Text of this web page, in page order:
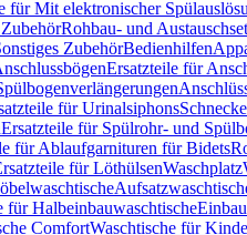
für Mit elektronischer
Rohbau- und
ZubehörBedienhilfen
Ersatzteile für
für Urinalsiphons
Ersatzteile für Spülrohr- und
für Ablaufgarnituren für Bidets
für LöthülsenWaschplatz
für Halbeinbauwaschtische
ComfortWaschtische für